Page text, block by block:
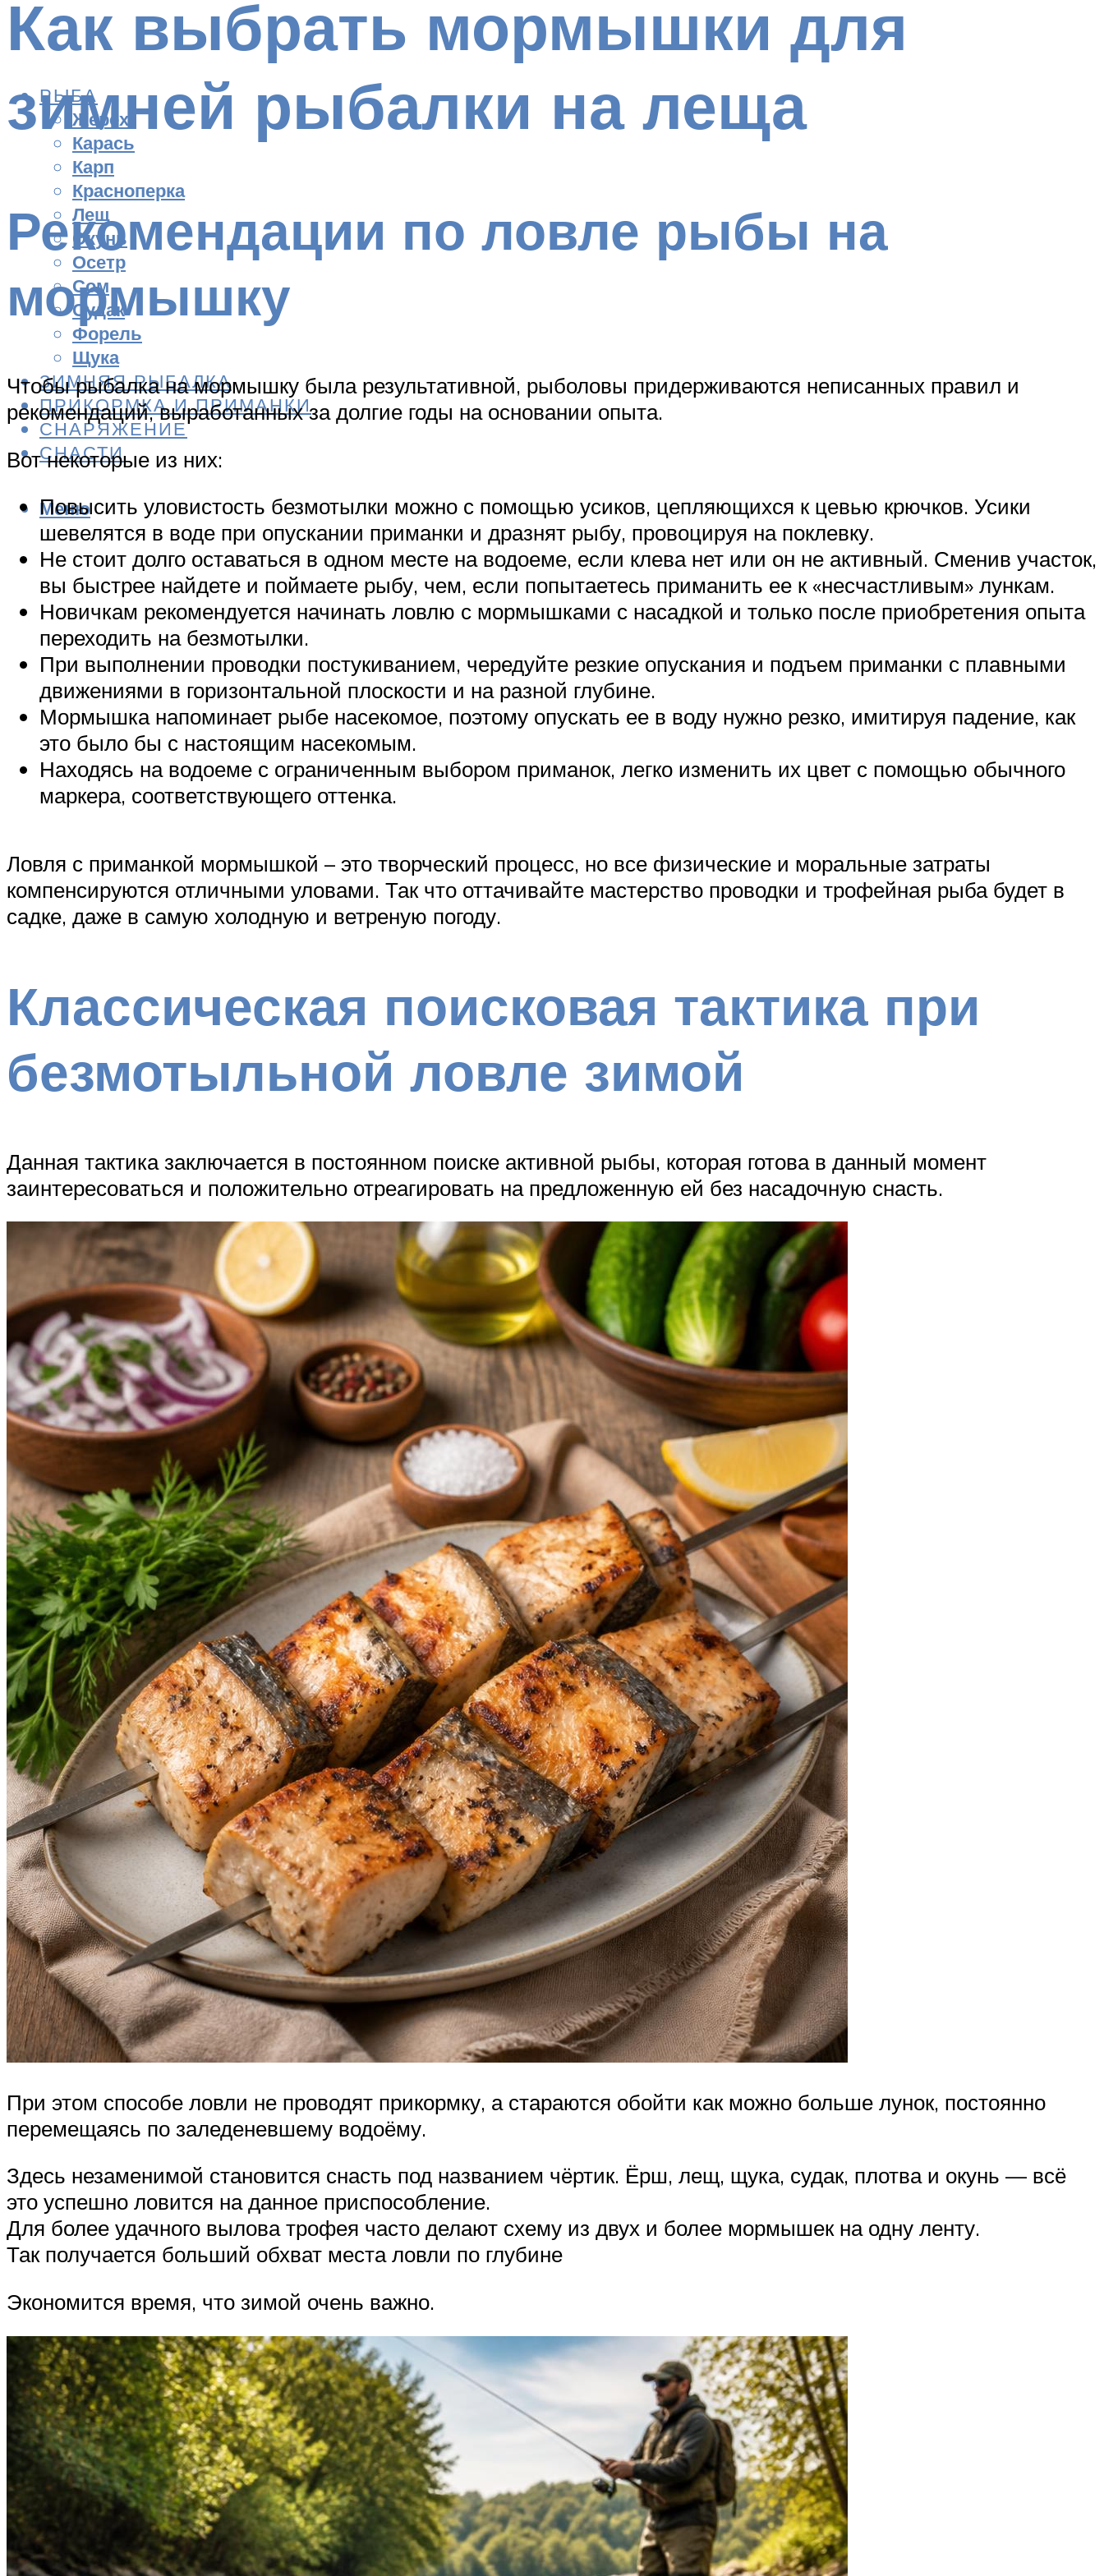
РЫБА
Жерех
Карась
Карп
Красноперка
Лещ
Окунь
Осетр
Сом
Судак
Форель
Щука
ЗИМНЯЯ РЫБАЛКА
ПРИКОРМКА И ПРИМАНКИ
СНАРЯЖЕНИЕ
СНАСТИ
Меню
Как выбрать мормышки для
зимней рыбалки на леща
Рекомендации по ловле рыбы на
мормышку
Чтобы рыбалка на мормышку была результативной, рыболовы придерживаются неписанных правил и
рекомендаций, выработанных за долгие годы на основании опыта.
Вот некоторые из них:
Повысить уловистость безмотылки можно с помощью усиков, цепляющихся к цевью крючков. Усики
шевелятся в воде при опускании приманки и дразнят рыбу, провоцируя на поклевку.
Не стоит долго оставаться в одном месте на водоеме, если клева нет или он не активный. Сменив участок,
вы быстрее найдете и поймаете рыбу, чем, если попытаетесь приманить ее к «несчастливым» лункам.
Новичкам рекомендуется начинать ловлю с мормышками с насадкой и только после приобретения опыта
переходить на безмотылки.
При выполнении проводки постукиванием, чередуйте резкие опускания и подъем приманки с плавными
движениями в горизонтальной плоскости и на разной глубине.
Мормышка напоминает рыбе насекомое, поэтому опускать ее в воду нужно резко, имитируя падение, как
это было бы с настоящим насекомым.
Находясь на водоеме с ограниченным выбором приманок, легко изменить их цвет с помощью обычного
маркера, соответствующего оттенка.
Ловля с приманкой мормышкой – это творческий процесс, но все физические и моральные затраты
компенсируются отличными уловами. Так что оттачивайте мастерство проводки и трофейная рыба будет в
садке, даже в самую холодную и ветреную погоду.
Классическая поисковая тактика при
безмотыльной ловле зимой
Данная тактика заключается в постоянном поиске активной рыбы, которая готова в данный момент
заинтересоваться и положительно отреагировать на предложенную ей без насадочную снасть.
При этом способе ловли не проводят прикормку, а стараются обойти как можно больше лунок, постоянно
перемещаясь по заледеневшему водоёму.
Здесь незаменимой становится снасть под названием чёртик. Ёрш, лещ, щука, судак, плотва и окунь — всё
это успешно ловится на данное приспособление.
Для более удачного вылова трофея часто делают схему из двух и более мормышек на одну ленту.
Так получается больший обхват места ловли по глубине
Экономится время, что зимой очень важно.